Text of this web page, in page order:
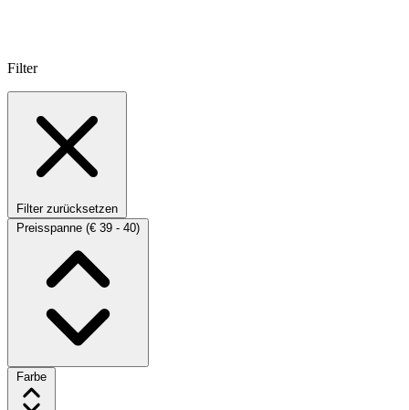
Filter
Filter zurücksetzen
Preisspanne (€ 39 - 40)
Farbe